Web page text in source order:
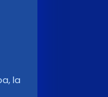
la